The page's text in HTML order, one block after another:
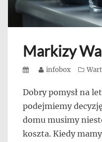
Markizy
PostedAuthor
infobox
Dobry pomysł na
podejmiemy
domu musimy
koszta. Kiedy